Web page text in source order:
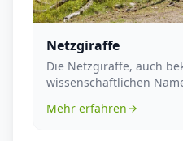
Netzgiraffe
Die Netzgiraffe, auch
wissenschaftlichen
Mehr erfahren